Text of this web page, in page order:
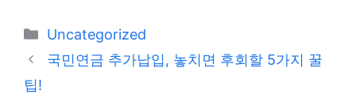
카
테
Uncategorized
국민연금 추가납입, 놓치면 후회할 5가지 꿀
팁!